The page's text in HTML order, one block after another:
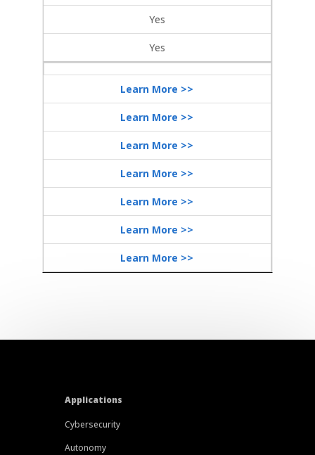
Yes
Yes
Learn More >>
Learn More >>
Learn More >>
Learn More >>
Learn More >>
Learn More >>
Learn More >>
Applications
Cybersecurity
Autonomy